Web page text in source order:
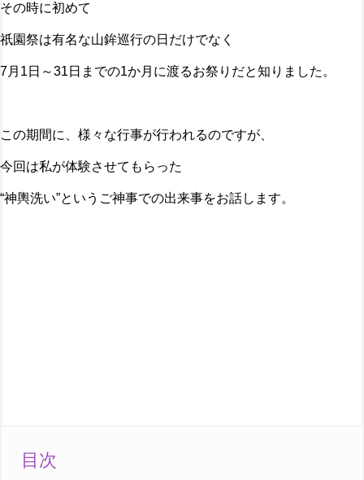
その時に初めて
祇園祭は有名な山鉾巡行の日だけでなく
7月1日～31日までの1か月に渡るお祭りだと知りました。
この期間に、様々な行事が行われるのですが、
今回は私が体験させてもらった
“神輿洗い”というご神事での出来事をお話します。
目次